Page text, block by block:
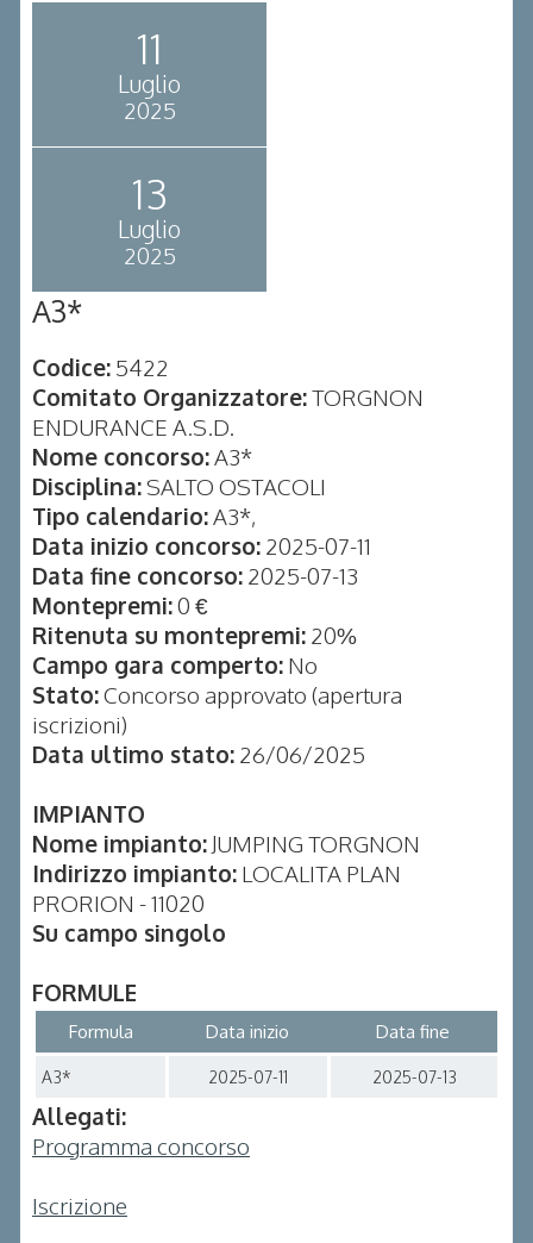
11
Luglio
2025
13
Luglio
2025
A3*
Codice: 5422
Comitato Organizzatore:TORGNON
ENDURANCE A.S.D.
Nome concorso:A3*
Disciplina:SALTO OSTACOLI
Tipo calendario:A3*,
Data inizio concorso: 2025-07-11
Data fine concorso: 2025-07-13
Montepremi:0 €
Ritenuta su montepremi: 20%
Campo gara comperto: No
Stato:Concorso approvato (apertura
iscrizioni)
Data ultimo stato: 26/06/2025
IMPIANTO
Nome impianto: JUMPING TORGNON
Indirizzo impianto: LOCALITA PLAN
PRORION - 11020
Su campo singolo
FORMULE
Formula Data inizio Data fine
A3* 2025-07-11 2025-07-13
Allegati:
Programma concorso
Iscrizione